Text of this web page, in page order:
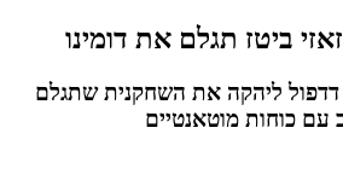
ליהקה את השחקנית שתגלם
עם כוחות מוטאנטיים